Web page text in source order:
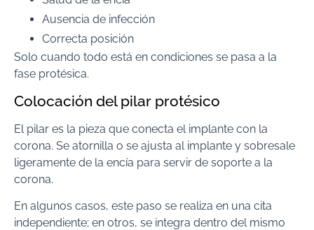
Ausencia de infección
Correcta posición
Solo cuando todo está en condiciones se pasa a la
fase protésica.
Colocación del pilar protésico
El pilar es la pieza que conecta el implante con la
corona. Se atornilla o se ajusta al implante y sobresale
ligeramente de la encía para servir de soporte a la
corona.
En algunos casos, este paso se realiza en una cita
independiente; en otros, se integra dentro del mismo